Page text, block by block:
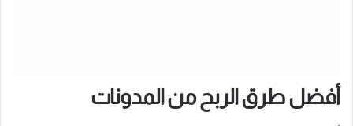
أفضل طرق الربح من المدونات